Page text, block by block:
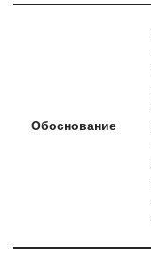
Обоснование